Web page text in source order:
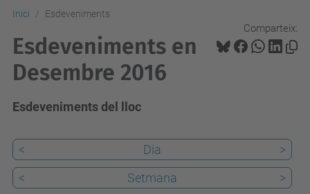
Inici Esdeveniments
Comparteix:
Esdeveniments en
Desembre 2016
Esdeveniments del lloc
< Dia
>
<
Setmana
>